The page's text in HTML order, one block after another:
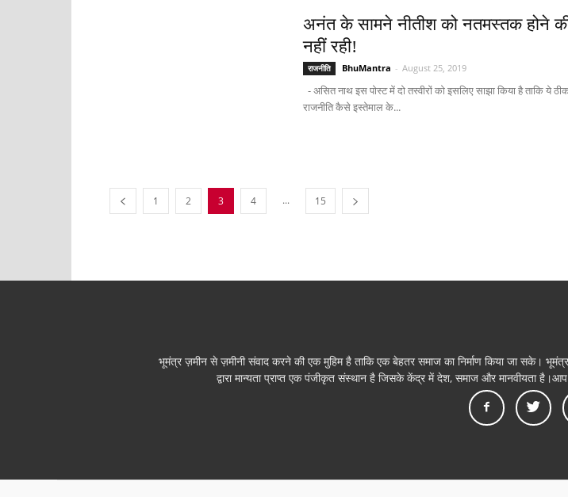
अनंत के सामने नीतीश को नतमस्तक होने
नहीं रही!
राजनीति BhuMantra - August 25, 2019
- असित नाथ इस पोस्ट में दो तस्वीरों को इसलिए साझा किया है ताकि ये
राजनीति कैसे इस्तेमाल के...
1 2 3 4 ... 15
भूमंत्र ज़मीन से ज़मीनी संवाद करने की एक मुहिम है ताकि एक बेहतर समाज का निर्माण किया जा सके।
द्वारा मान्यता प्राप्त एक पंजीकृत संस्थान है जिसके केंद्र में देश, समाज और